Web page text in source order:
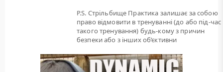
P.S. Стрільбище Практика залишає за собою
право відмовити в тренуванні (до або під-час
такого тренування) будь-кому з причин
безпеки або з інших об’єктивни